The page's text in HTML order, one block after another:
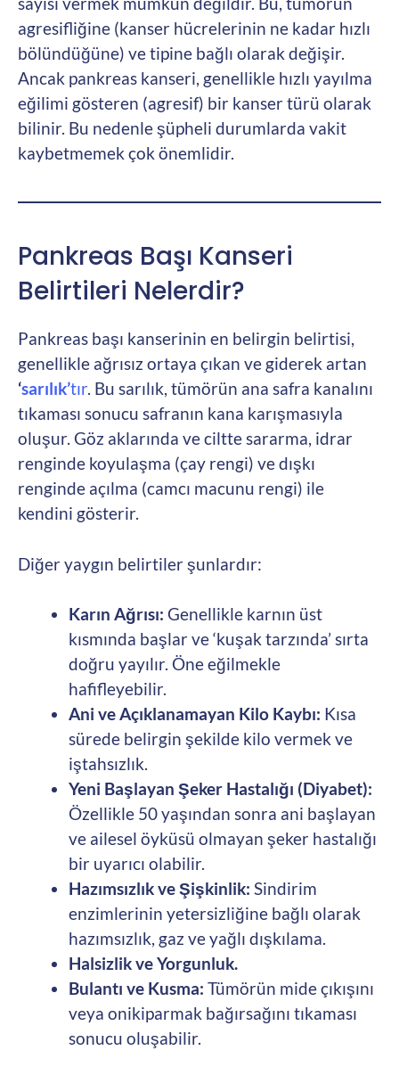
agresifliğine (kanser hücrelerinin ne kadar hızlı
bölündüğüne) ve tipine bağlı olarak değişir.
Ancak pankreas kanseri, genellikle hızlı yayılma
eğilimi gösteren (agresif) bir kanser türü olarak
bilinir. Bu nedenle şüpheli durumlarda vakit
kaybetmemek çok önemlidir.
Pankreas Başı Kanseri
Belirtileri Nelerdir?
Pankreas başı kanserinin en belirgin belirtisi,
genellikle ağrısız ortaya çıkan ve giderek artan
‘sarılık’tır. Bu sarılık, tümörün ana safra kanalını
tıkaması sonucu safranın kana karışmasıyla
oluşur. Göz aklarında ve ciltte sararma, idrar
renginde koyulaşma (çay rengi) ve dışkı
renginde açılma (camcı macunu rengi) ile
kendini gösterir.
Diğer yaygın belirtiler şunlardır:
Karın Ağrısı: Genellikle karnın üst
kısmında başlar ve ‘kuşak tarzında’ sırta
doğru yayılır. Öne eğilmekle
hafifleyebilir.
Ani ve Açıklanamayan Kilo Kaybı: Kısa
sürede belirgin şekilde kilo vermek ve
iştahsızlık.
Yeni Başlayan Şeker Hastalığı (Diyabet):
Özellikle 50 yaşından sonra ani başlayan
ve ailesel öyküsü olmayan şeker hastalığı
bir uyarıcı olabilir.
Hazımsızlık ve Şişkinlik: Sindirim
enzimlerinin yetersizliğine bağlı olarak
hazımsızlık, gaz ve yağlı dışkılama.
Halsizlik ve Yorgunluk.
Bulantı ve Kusma: Tümörün mide çıkışını
veya onikiparmak bağırsağını tıkaması
sonucu oluşabilir.